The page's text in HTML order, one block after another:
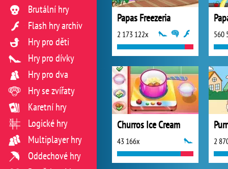
Papas Freezeria
2 173 122x 560
Churros Ice Cream
43 166x 2
Brutální hry
Flash hry archiv
Hry pro děti
Hry pro dívky
Hry pro dva
Hry se zvířaty
Karetní hry
Logické hry
Multiplayer hry
Oddechové hry